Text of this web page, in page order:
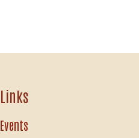
Links
Events